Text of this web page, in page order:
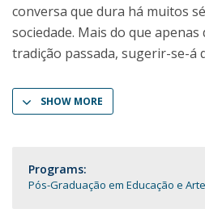
conversa que dura há muitos
sociedade. Mais do que
tradição passada, sugerir-se-á
SHOW MORE
Programs:
Pós-Graduação em Educação e